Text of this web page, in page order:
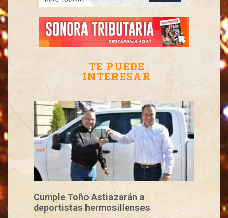
TE PUEDE
INTERESAR
Cumple Toño Astiazarán a
deportistas hermosillenses